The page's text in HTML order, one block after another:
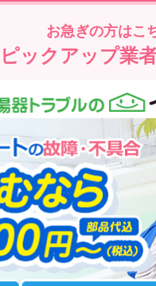
お急ぎの方はこ
ピックアップ業